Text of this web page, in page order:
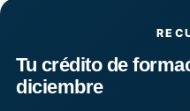
Tu crédito de
diciembre